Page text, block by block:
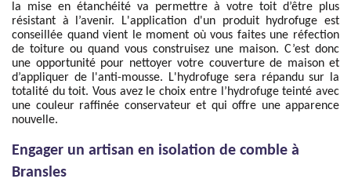
la mise en étanchéité va permettre à votre toit d’être plus
résistant à l’avenir. L'application d'un produit hydrofuge est
conseillée quand vient le moment où vous faites une réfection
de toiture ou quand vous construisez une maison. C’est donc
une opportunité pour nettoyer votre couverture de maison et
d’appliquer de l'anti-mousse. L'hydrofuge sera répandu sur la
totalité du toit. Vous avez le choix entre l’hydrofuge teinté avec
une couleur raffinée conservateur et qui offre une apparence
nouvelle.
Engager un artisan en isolation de comble à
Bransles